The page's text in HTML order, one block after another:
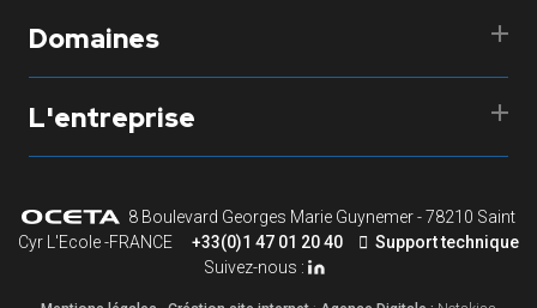
Domaines
L'entreprise
8 Boulevard Georges Marie Guynemer - 78210 Saint
Cyr L'Ecole -FRANCE
+33(0)1 47 01 20 40
Support technique
Suivez-nous :